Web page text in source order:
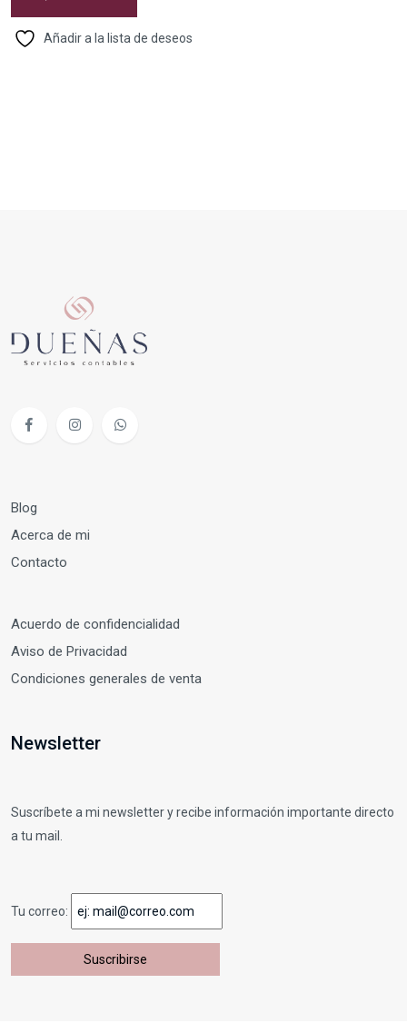
Añadir a la lista de deseos
Blog
Acerca de mi
Contacto
Acuerdo de confidencialidad
Aviso de Privacidad
Condiciones generales de venta
Newsletter
Suscríbete a mi newsletter y recibe información importante directo
a tu mail.
Tu correo: